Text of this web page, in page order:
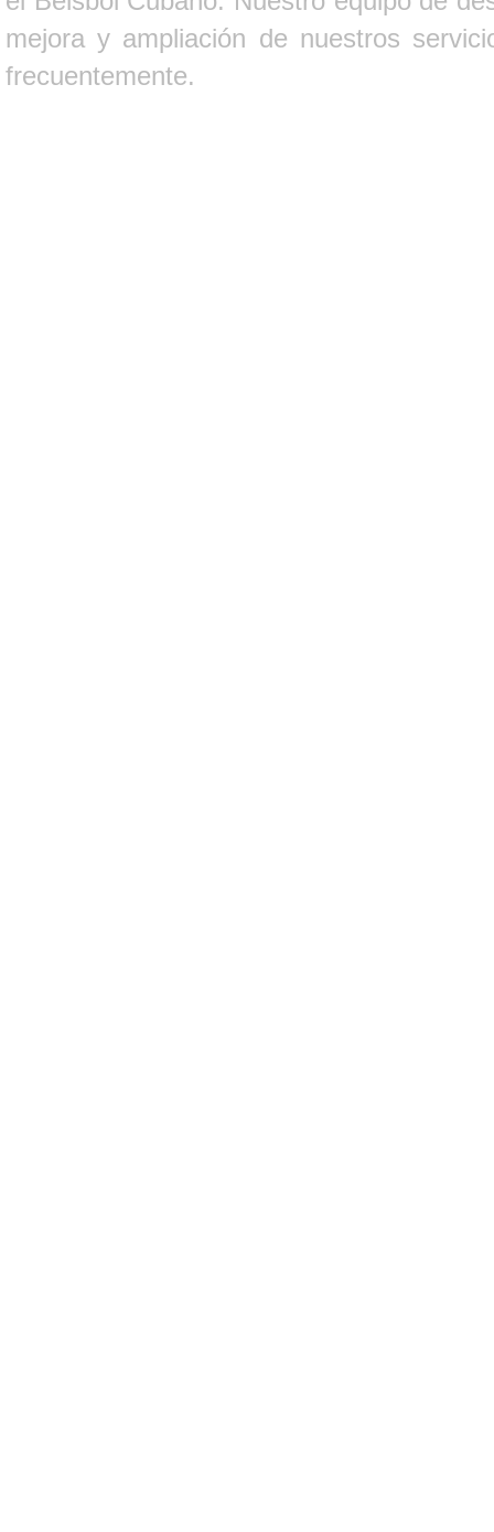
mejora y ampliación de nuestros
frecuentemente.